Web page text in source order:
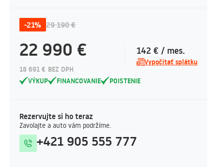
-21% 29 190 €
22 990 €
18 691 € BEZ DPH
142 € / mes.
Vypočítať splátku
VÝKUP
FINANCOVANIE POISTENIE
Rezervujte si ho teraz
Zavolajte a auto vám podržíme.
+421 905 555 777